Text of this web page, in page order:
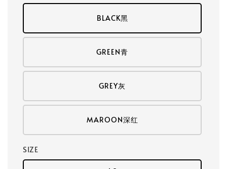
BLACK黑
GREEN青
GREY灰
MAROON深红
SIZE